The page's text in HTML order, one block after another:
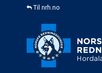
Til nrh.no